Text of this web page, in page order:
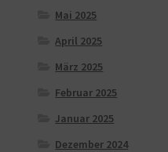
Mai 2025
April 2025
März 2025
Februar 2025
Januar 2025
Dezember 2024